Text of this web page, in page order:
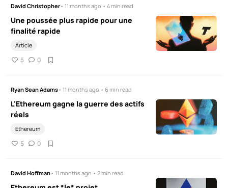
David Christopher• 11 months ago • 4 min read
Une poussée plus rapide pour une
finalité rapide
Article
5 0
Ryan Sean Adams• 11 months ago • 6 min read
L'Ethereum gagne la guerre des actifs
réels
Ethereum
5 0
David Hoffman• 11 months ago • 2 min read